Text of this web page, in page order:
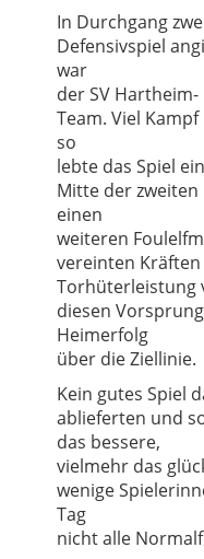
In Durchgang
Defensivspiel
war
der SV
Team. Viel
so
lebte das Spiel
Mitte der
einen
weiteren
vereinten
Torhüterleistung
diesen
Heimerfolg
über die Ziellinie.
Kein gutes Spiel
ablieferten und
das bessere,
vielmehr das
wenige
Tag
nicht alle